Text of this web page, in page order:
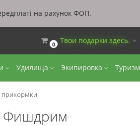
на рахунок ФОП.
0 Твои подарки здесь.
Удилища Экипировка Туризм
прикормки
Фишдрим